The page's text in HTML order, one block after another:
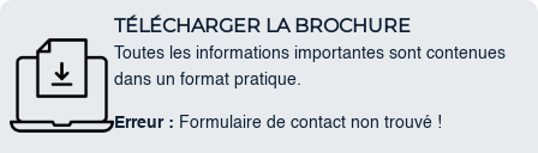
TÉLÉCHARGER LA BROCHURE
Toutes les informations importantes sont contenues
dans un format pratique.
Erreur : Formulaire de contact non trouvé !